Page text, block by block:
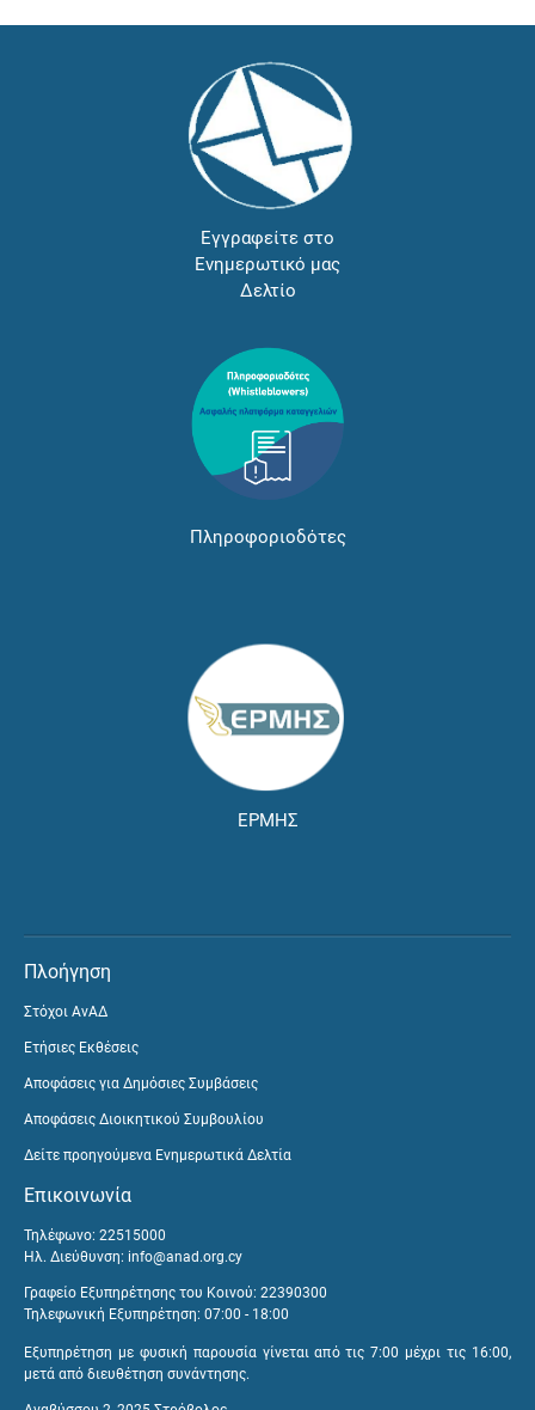
Εγγραφείτε στο
Ενημερωτικό μας
Δελτίο
Πληροφοριοδότες
ΕΡΜΗΣ
Πλοήγηση
Στόχοι ΑνΑΔ
Ετήσιες Εκθέσεις
Αποφάσεις για Δημόσιες Συμβάσεις
Αποφάσεις Διοικητικού Συμβουλίου
Δείτε προηγούμενα Ενημερωτικά Δελτία
Επικοινωνία
Τηλέφωνο: 22515000
Ηλ. Διεύθυνση: info@anad.org.cy
Γραφείο Εξυπηρέτησης του Κοινού: 22390300
Τηλεφωνική Εξυπηρέτηση: 07:00 - 18:00
Εξυπηρέτηση με φυσική παρουσία γίνεται από τις 7:00 μέχρι τις 16:00,
μετά από διευθέτηση συνάντησης.